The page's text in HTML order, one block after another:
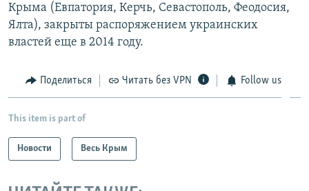
Крыма (Евпатория, Керчь, Севастополь, Феодосия,
Ялта), закрыты распоряжением украинских
властей еще в 2014 году.
Поделиться Читать без VPN Follow us
This item is part of
Новости Весь Крым